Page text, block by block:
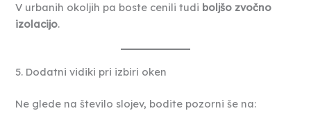
V urbanih okoljih pa boste cenili tudi boljšo zvočno
izolacijo.
5. Dodatni vidiki pri izbiri oken
Ne glede na število slojev, bodite pozorni še na: